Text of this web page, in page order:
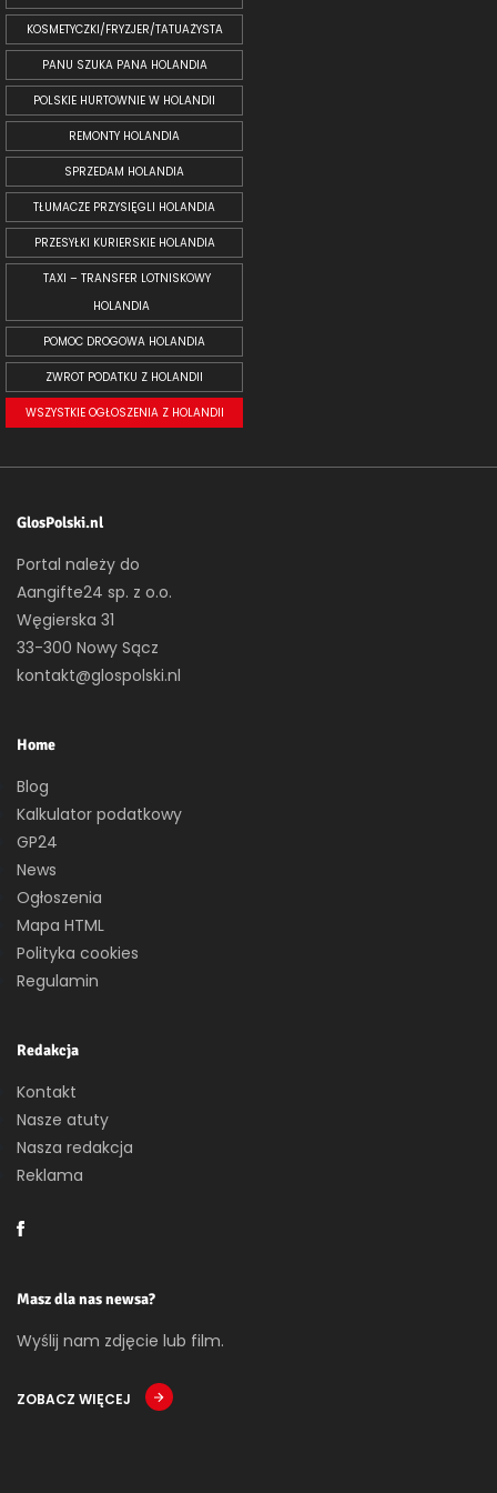
KOSMETYCZKI/FRYZJER/TATUAŻYSTA
PANU SZUKA PANA HOLANDIA
POLSKIE HURTOWNIE W HOLANDII
REMONTY HOLANDIA
SPRZEDAM HOLANDIA
TŁUMACZE PRZYSIĘGLI HOLANDIA
PRZESYŁKI KURIERSKIE HOLANDIA
TAXI – TRANSFER LOTNISKOWY
HOLANDIA
POMOC DROGOWA HOLANDIA
ZWROT PODATKU Z HOLANDII
WSZYSTKIE OGŁOSZENIA Z HOLANDII
GlosPolski.nl
Portal należy do
Aangifte24 sp. z o.o.
Węgierska 31
33-300 Nowy Sącz
kontakt@glospolski.nl
Home
Blog
Kalkulator podatkowy
GP24
News
Ogłoszenia
Mapa HTML
Polityka cookies
Regulamin
Redakcja
Kontakt
Nasze atuty
Nasza redakcja
Reklama
Masz dla nas newsa?
Wyślij nam zdjęcie lub film.
ZOBACZ WIĘCEJ